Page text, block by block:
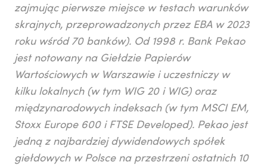
zajmując pierwsze miejsce w testach warunków
skrajnych, przeprowadzonych przez EBA w 2023
roku wśród 70 banków). Od 1998 r. Bank Pekao
jest notowany na Giełdzie Papierów
Wartościowych w Warszawie i uczestniczy w
kilku lokalnych (w tym WIG 20 i WIG) oraz
międzynarodowych indeksach (w tym MSCI EM,
Stoxx Europe 600 i FTSE Developed). Pekao jest
jedną z najbardziej dywidendowych spółek
giełdowych w Polsce na przestrzeni ostatnich 10